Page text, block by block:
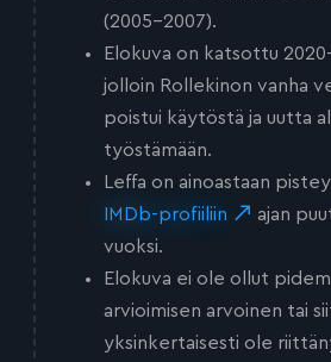
(2005-2007).
Elokuva on katsottu 2020-
jolloin Rollekinon vanha
poistui käytöstä ja uutta
työstämään.
Leffa on ainoastaan
IMDb-profiiliin
ajan
vuoksi.
Elokuva ei ole ollut
arvioimisen arvoinen tai
yksinkertaisesti ole